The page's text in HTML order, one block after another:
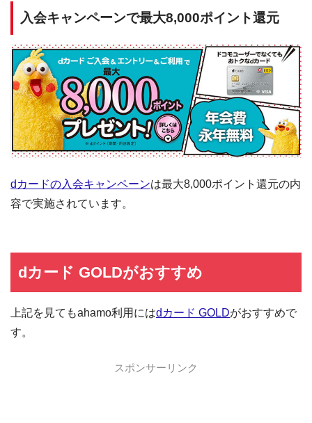
入会キャンペーンで最大8,000ポイント還元
dカードの入会キャンペーンは最大8,000ポイント還元の内
容で実施されています。
dカード GOLDがおすすめ
上記を見てもahamo利用にはdカード GOLDがおすすめで
す。
スポンサーリンク